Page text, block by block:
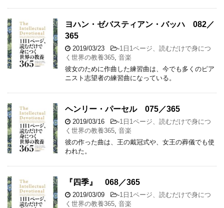
ヨハン・ゼバスティアン・バッハ 082／
365
2019/03/23 -1日1ページ、読むだけで身につ
く世界の教養365 音楽
彼女のために作曲した練習曲は、今でも多くのピア
ニスト志望者の練習曲になっている。
ヘンリー・パーセル 075／365
2019/03/16 -1日1ページ、読むだけで身につ
く世界の教養365 音楽
彼の作った曲は、王の戴冠式や、女王の葬儀でも使
われた。
『四季』 068／365
2019/03/09 -1日1ページ、読むだけで身につ
く世界の教養365 音楽